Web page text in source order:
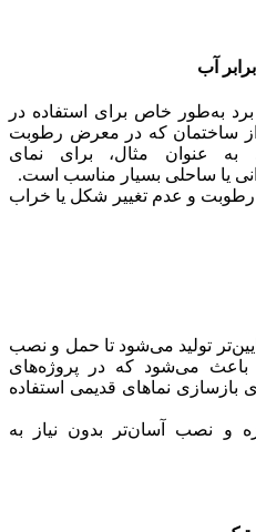
آب
به‌طور خاص برای استفاده در
ساختمان که در معرض رطوبت
عنوان مثال، برای نمای
یا ساحلی بسیار مناسب است.
رطوبت و عدم تغییر شکل یا خراب
تولید می‌شود تا حمل و نصب
باعث می‌شود که در پروژه‌های
بازسازی نماهای قدیمی استفاده
و نصب آسان‌تر بدون نیاز به